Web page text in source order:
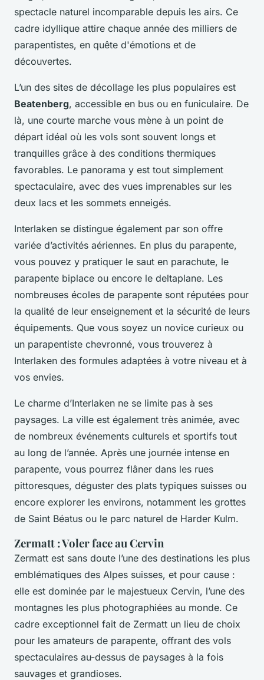
spectacle naturel incomparable depuis les airs. Ce
cadre idyllique attire chaque année des milliers de
parapentistes, en quête d'émotions et de
découvertes.
L’un des sites de décollage les plus populaires est
Beatenberg, accessible en bus ou en funiculaire. De
là, une courte marche vous mène à un point de
départ idéal où les vols sont souvent longs et
tranquilles grâce à des conditions thermiques
favorables. Le panorama y est tout simplement
spectaculaire, avec des vues imprenables sur les
deux lacs et les sommets enneigés.
Interlaken se distingue également par son offre
variée d’activités aériennes. En plus du parapente,
vous pouvez y pratiquer le saut en parachute, le
parapente biplace ou encore le deltaplane. Les
nombreuses écoles de parapente sont réputées pour
la qualité de leur enseignement et la sécurité de leurs
équipements. Que vous soyez un novice curieux ou
un parapentiste chevronné, vous trouverez à
Interlaken des formules adaptées à votre niveau et à
vos envies.
Le charme d’Interlaken ne se limite pas à ses
paysages. La ville est également très animée, avec
de nombreux événements culturels et sportifs tout
au long de l’année. Après une journée intense en
parapente, vous pourrez flâner dans les rues
pittoresques, déguster des plats typiques suisses ou
encore explorer les environs, notamment les grottes
de Saint Béatus ou le parc naturel de Harder Kulm.
Zermatt : Voler face au Cervin
Zermatt est sans doute l’une des destinations les plus
emblématiques des Alpes suisses, et pour cause :
elle est dominée par le majestueux Cervin, l’une des
montagnes les plus photographiées au monde. Ce
cadre exceptionnel fait de Zermatt un lieu de choix
pour les amateurs de parapente, offrant des vols
spectaculaires au-dessus de paysages à la fois
sauvages et grandioses.